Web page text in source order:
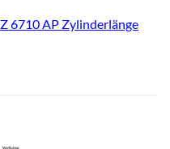
6710 AP Zylinderlänge